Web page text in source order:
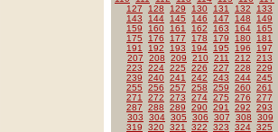
127
128 129 130 131 132
133
143
144 145 146 147 148
149
159
160 161 162 163 164
165
175
176 177 178 179 180
181
191
192 193 194 195 196
197
207
208 209 210 211 212
213
223
224 225 226 227 228
229
239
240 241 242 243 244 245
255
256 257 258 259 260 261
271
272 273 274 275 276
277
287
288 289 290 291 292
293
303
304 305 306 307 308
309
319
320 321 322 323 324 325